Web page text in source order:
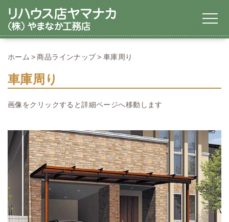
ホーム 商品ラインナップ 車庫周り
車庫周り
画像をクリックすると詳細ページへ移動します